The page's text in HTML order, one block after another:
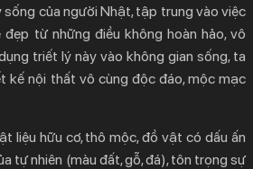
của người Nhật, tập trung vào việc
từ những điều không hoàn hảo, vô
triết lý này vào không gian sống, ta
kế nội thất vô cùng độc đáo, mộc mạc
liệu hữu cơ, thô mộc, đồ vật có dấu ấn
tự nhiên (màu đất, gỗ, đá), tôn trọng sự